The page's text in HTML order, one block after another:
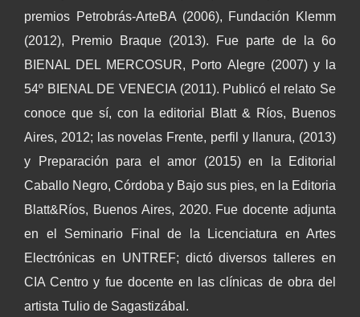
premios Petrobrás-ArteBA (2006), Fundación Klemm
(2012), Premio Braque (2013). Fue parte de la 6o
BIENAL DEL MERCOSUR, Porto Alegre (2007) y la
54º BIENAL DE VENECIA (2011). Publicó el relato Se
conoce que sí, con la editorial Blatt & Ríos, Buenos
Aires, 2012; las novelas Frente, perfil y llanura, (2013)
y Preparación para el amor (2015) en la Editorial
Caballo Negro, Córdoba y Bajo sus pies, en la Editoria
Blatt&Ríos, Buenos Aires, 2020. Fue docente adjunta
en el Seminario Final de la Licenciatura en Artes
Electrónicas en UNTREF; dictó diversos talleres en
CIA Centro y fue docente en las clínicas de obra del
artista Tulio de Sagastizábal.